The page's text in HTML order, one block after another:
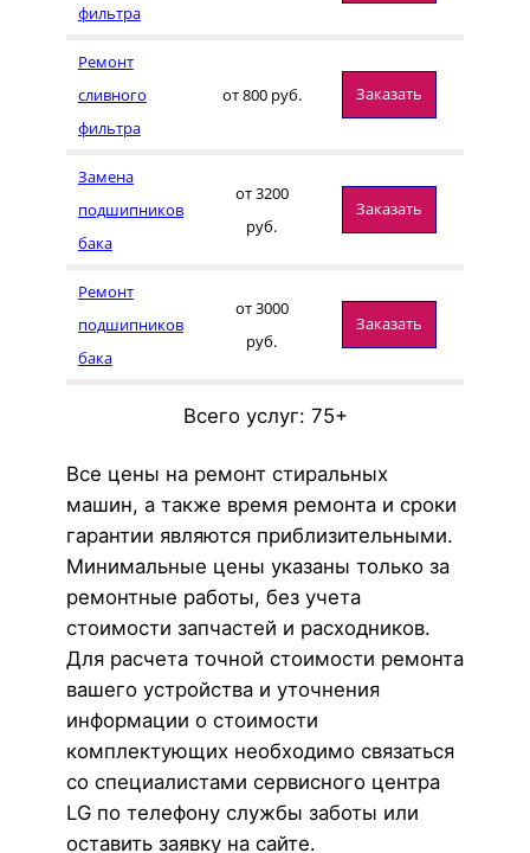
фильтра
Ремонт
сливного
фильтра
от 800 руб. Заказать
Замена
подшипников
бака
от 3200
руб.
Заказать
Ремонт
подшипников
бака
от 3000
руб.
Заказать
Всего услуг: 75+
Все цены на ремонт стиральных
машин, а также время ремонта и сроки
гарантии являются приблизительными.
Минимальные цены указаны только за
ремонтные работы, без учета
стоимости запчастей и расходников.
Для расчета точной стоимости ремонта
вашего устройства и уточнения
информации о стоимости
комплектующих необходимо связаться
со специалистами сервисного центра
LG по телефону службы заботы или
оставить заявку на сайте.